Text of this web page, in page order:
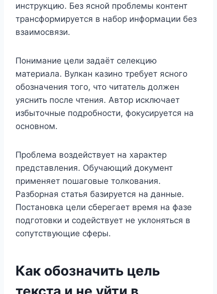
инструкцию. Без ясной проблемы контент
трансформируется в набор информации без
взаимосвязи.
Понимание цели задаёт селекцию
материала. Вулкан казино требует ясного
обозначения того, что читатель должен
уяснить после чтения. Автор исключает
избыточные подробности, фокусируется на
основном.
Проблема воздействует на характер
представления. Обучающий документ
применяет пошаговые толкования.
Разборная статья базируется на данные.
Постановка цели сберегает время на фазе
подготовки и содействует не уклоняться в
сопутствующие сферы.
Как обозначить цель